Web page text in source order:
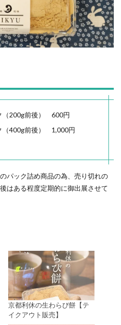
200g前後） 600円
400g前後） 1,000円
パック詰め商品の為、売り切れの
はある程度定期的に御出展させて
京都利休の生わらび餅【テ
イクアウト販売】